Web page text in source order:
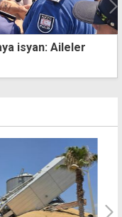
ihtiyacımız var"